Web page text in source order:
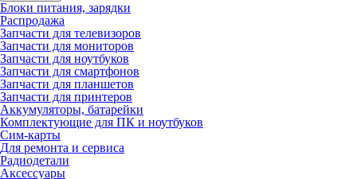
Блоки питания, зарядки
Распродажа
Запчасти для телевизоров
Запчасти для мониторов
Запчасти для ноутбуков
Запчасти для смартфонов
Запчасти для планшетов
Запчасти для принтеров
Аккумуляторы, батарейки
Комплектующие для ПК и ноутбуков
Сим-карты
Для ремонта и сервиса
Радиодетали
Аксессуары